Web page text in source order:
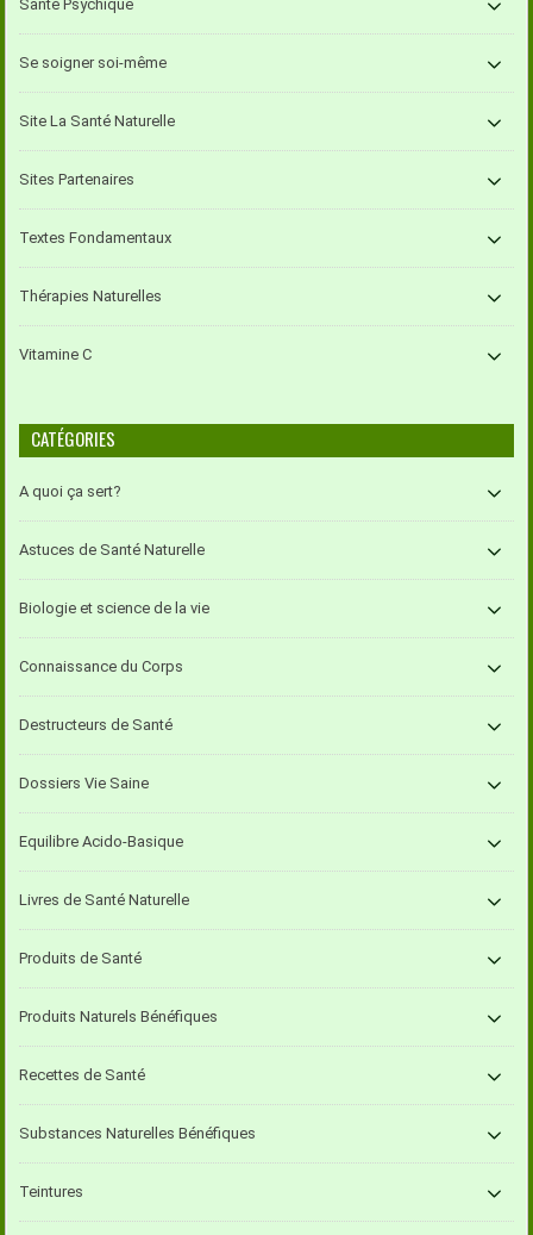
Santé Psychique
Se soigner soi-même
Site La Santé Naturelle
Sites Partenaires
Textes Fondamentaux
Thérapies Naturelles
Vitamine C
CATÉGORIES
A quoi ça sert?
Astuces de Santé Naturelle
Biologie et science de la vie
Connaissance du Corps
Destructeurs de Santé
Dossiers Vie Saine
Equilibre Acido-Basique
Livres de Santé Naturelle
Produits de Santé
Produits Naturels Bénéfiques
Recettes de Santé
Substances Naturelles Bénéfiques
Teintures